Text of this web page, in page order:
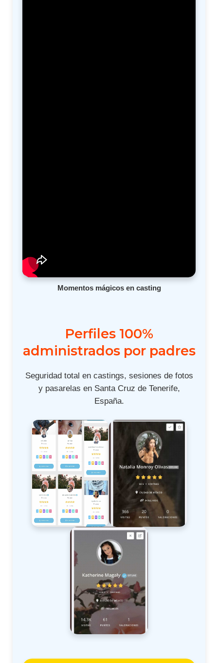
Momentos mágicos en casting
Perfiles 100%
administrados por padres
Seguridad total en castings, sesiones de fotos
y pasarelas en Santa Cruz de Tenerife,
España.